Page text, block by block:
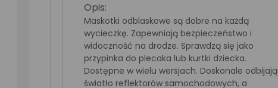
Opis:
Maskotki odblaskowe są dobre na każdą
wycieczkę. Zapewniają bezpieczeństwo i
widoczność na drodze. Sprawdzą się jako
przypinka do plecaka lub kurtki dziecka.
Dostępne w wielu wersjach. Doskonale odbijają
światło reflektorów samochodowych, a